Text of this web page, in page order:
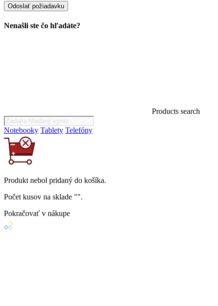
Nenašli ste čo hľadáte?
Products search
Notebooky Tablety Telefóny
Produkt nebol pridaný do košíka.
Počet kusov na sklade "".
Pokračovať v nákupe